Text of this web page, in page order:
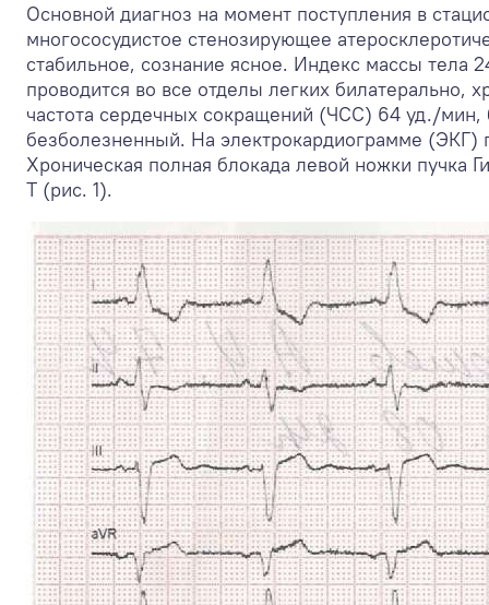
Основной диагноз на момент поступления в
многососудистое стенозирующее
стабильное, сознание ясное. Индекс массы тела
проводится во все отделы легких билатерально,
частота сердечных сокращений (ЧСС) 64 уд./
безболезненный. На электрокардиограмме
Хроническая полная блокада левой ножки пучка
Т (рис. 1).